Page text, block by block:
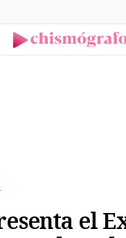
el